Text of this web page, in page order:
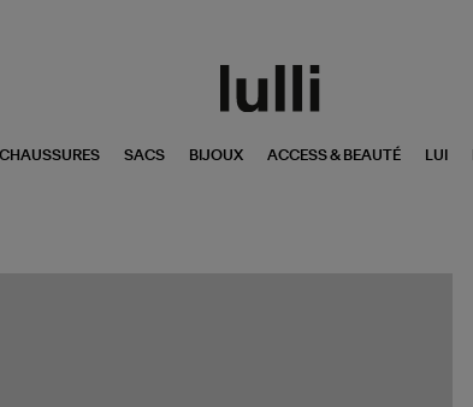
CHAUSSURES SACS BIJOUX ACCESS & BEAUTÉ LUI